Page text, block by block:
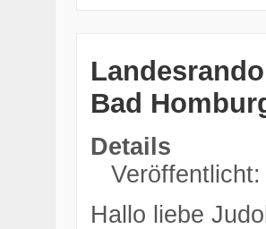
Bad
Details
Hallo liebe